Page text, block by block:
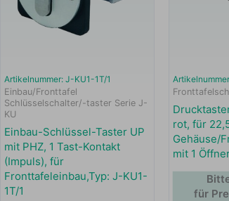
Artikelnummer: J-KU1-1T/1
Einbau/Fronttafel
Schlüsselschalter/-taster Serie J-
KU
Einbau-Schlüssel-Taster UP
mit PHZ, 1 Tast-Kontakt
(Impuls), für
Fronttafeleinbau,Typ: J-KU1-
1T/1
rot, für
Gehäuse/
mit 1
für